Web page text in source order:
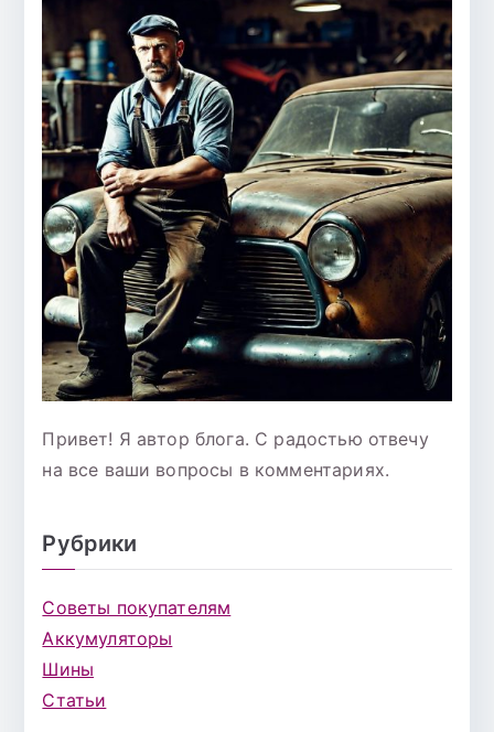
Привет! Я автор блога. С радостью отвечу
на все ваши вопросы в комментариях.
Рубрики
Советы покупателям
Аккумуляторы
Шины
Статьи